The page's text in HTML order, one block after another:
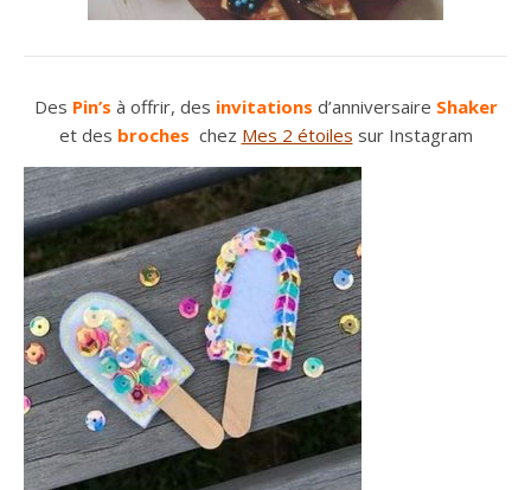
Des Pin’s à offrir, des invitations d’anniversaire Shaker
et des broches chez Mes 2 étoiles sur Instagram